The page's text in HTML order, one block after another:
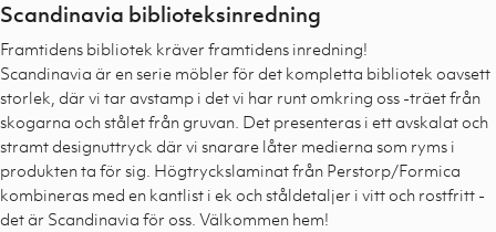
Scandinavia biblioteksinredning
Framtidens bibliotek kräver framtidens inredning!
Scandinavia är en serie möbler för det kompletta bibliotek oavsett
storlek, där vi tar avstamp i det vi har runt omkring oss -träet från
skogarna och stålet från gruvan. Det presenteras i ett avskalat och
stramt designuttryck där vi snarare låter medierna som ryms i
produkten ta för sig. Högtryckslaminat från Perstorp/Formica
kombineras med en kantlist i ek och ståldetaljer i vitt och rostfritt -
det är Scandinavia för oss. Välkommen hem!